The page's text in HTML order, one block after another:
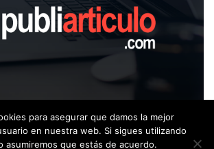
– Publiarticulo – Todos los Derechos
para asegurar que damos la mejor
en nuestra web. Si sigues utilizando
asumiremos que estás de acuerdo.